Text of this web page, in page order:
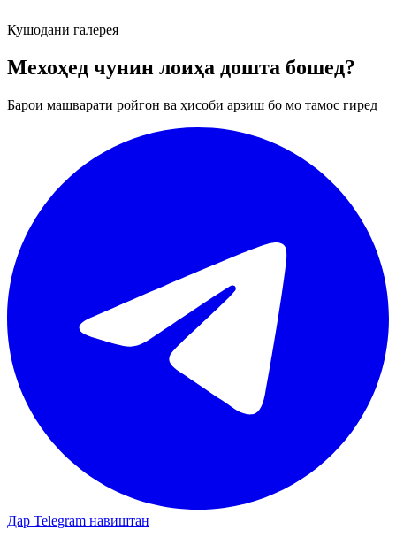
Кушодани галерея
Мехоҳед чунин лоиҳа дошта бошед?
Барои машварати ройгон ва ҳисоби арзиш бо мо тамос гиред
Дар Telegram навиштан